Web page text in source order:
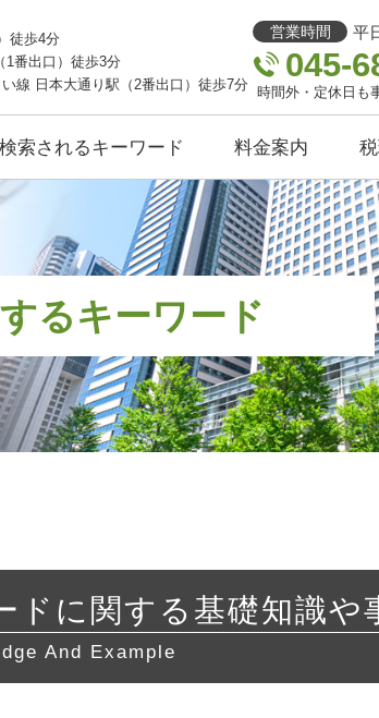
るキーワード
徒歩4分
1番出口）徒歩3分
線 日本大通り駅（2番出口）徒歩7分
営業時間 平
045-
時間外・定休日も
索されるキーワード 料金案内
ドに関する基礎知識や
And Example